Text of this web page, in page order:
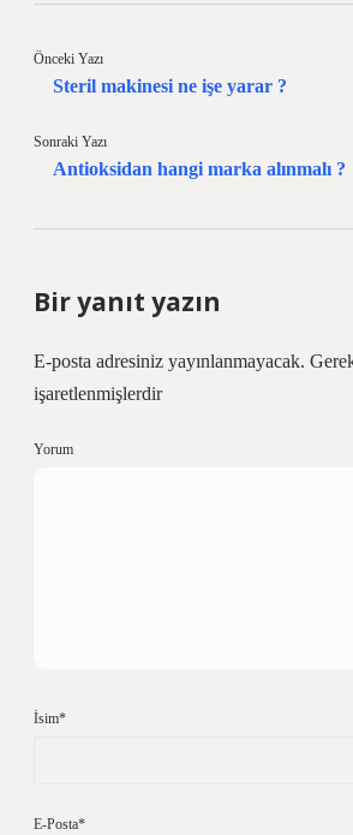
Önceki Yazı
Steril makinesi ne işe yarar ?
Sonraki Yazı
Antioksidan hangi marka alınmalı ?
Bir yanıt yazın
E-posta adresiniz yayınlanmayacak.
işaretlenmişlerdir
Yorum
İsim*
E-Posta*